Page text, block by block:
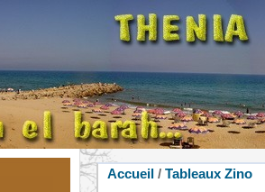
Accueil / Tableaux Zino